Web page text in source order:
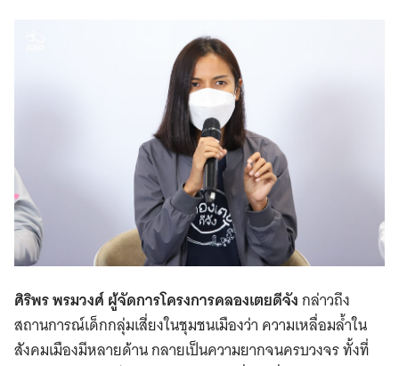
ศิริพร พรมวงศ์ ผู้จัดการโครงการคลองเตยดีจังกล่าวถึง
สถานการณ์เด็กกลุ่มเสี่ยงในชุมชนเมืองว่า ความเหลื่อมล้ำใน
สังคมเมืองมีหลายด้าน กลายเป็นความยากจนครบวงจร ทั้งที่